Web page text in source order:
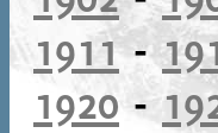
1911-
1920 -